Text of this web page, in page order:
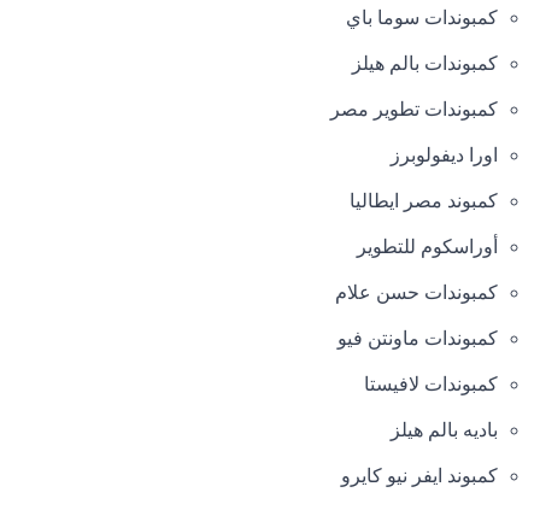
كمبوندات سوما باي
كمبوندات بالم هيلز
كمبوندات تطوير مصر
اورا ديفولوبرز
كمبوند مصر ايطاليا
أوراسكوم للتطوير
كمبوندات حسن علام
كمبوندات ماونتن فيو
كمبوندات لافيستا
باديه بالم هيلز
كمبوند ايفر نيو كايرو